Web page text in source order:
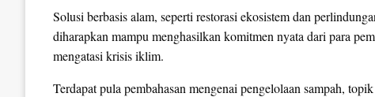
Solusi berbasis alam, seperti restorasi ekosistem dan
diharapkan mampu menghasilkan komitmen nyata dari para
mengatasi krisis iklim.
Terdapat pula pembahasan mengenai pengelolaan sampah,